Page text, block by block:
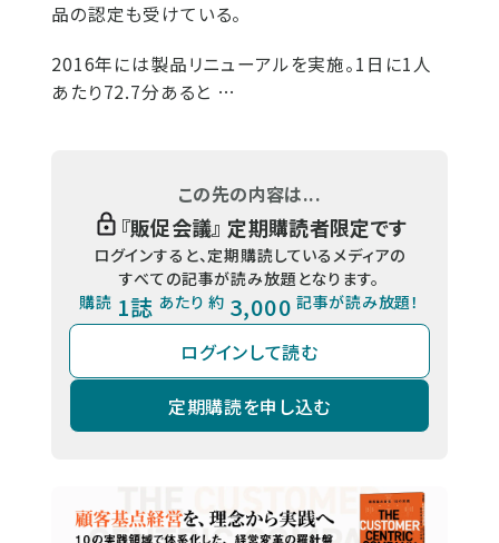
品の認定も受けている。
2016年には製品リニューアルを実施。1日に1人
あたり72.7分あると …
この先の内容は...
『販促会議』 定期購読者限定です
ログインすると、定期購読しているメディアの
すべての記事が読み放題となります。
購読 1誌 あたり 約 3,000 記事が読み放題！
ログインして読む
定期購読を申し込む